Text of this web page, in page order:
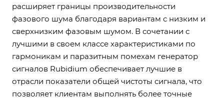
расширяет границы производительности
фазового шума благодаря вариантам с низким и
сверхнизким фазовым шумом. В сочетании с
лучшими в своем классе характеристиками по
гармоникам и паразитным помехам генератор
сигналов Rubidium обеспечивает лучшие в
отрасли показатели общей чистоты сигнала, что
позволяет клиентам выполнять более точные